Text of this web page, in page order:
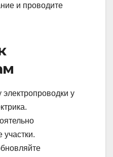
и проводите
у